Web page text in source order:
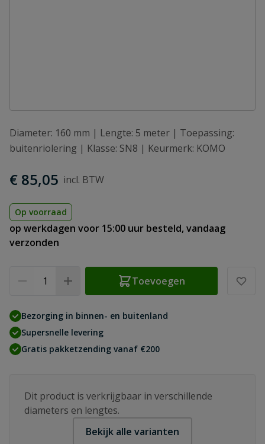
Diameter: 160 mm | Lengte: 5 meter | Toepassing:
buitenriolering | Klasse: SN8 | Keurmerk: KOMO
€ 85,05
Op voorraad
op werkdagen voor 15:00 uur besteld, vandaag
verzonden
Toevoegen
Bezorging in binnen- en buitenland
Supersnelle levering
Gratis pakketzending vanaf €200
Dit product is verkrijgbaar in verschillende
diameters en lengtes.
Bekijk alle varianten